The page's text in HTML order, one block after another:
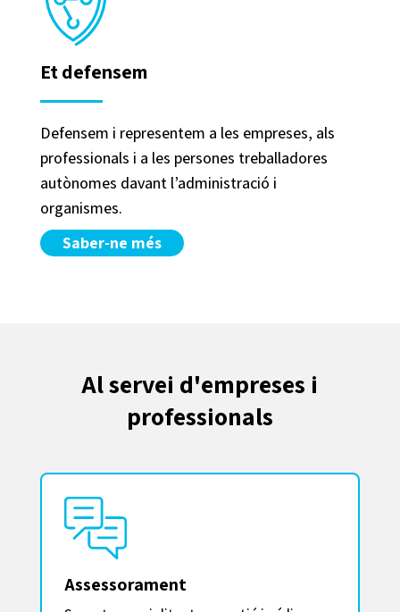
Et defensem
Defensem i representem a les empreses, als
professionals i a les persones treballadores
autònomes davant l’administració i
organismes.
Saber-ne més
Al servei d'empreses i
professionals
Assessorament